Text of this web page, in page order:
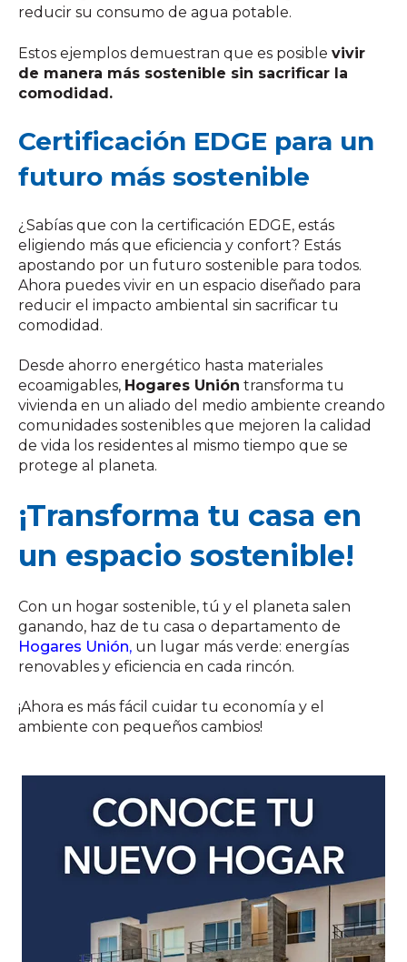
reducir su consumo de agua potable.
Estos ejemplos demuestran que es posible vivir
de manera más sostenible sin sacrificar la
comodidad.
Certificación EDGE para un
futuro más sostenible
¿Sabías que con la certificación EDGE, estás
eligiendo más que eficiencia y confort? Estás
apostando por un futuro sostenible para todos.
Ahora puedes vivir en un espacio diseñado para
reducir el impacto ambiental sin sacrificar tu
comodidad.
Desde ahorro energético hasta materiales
ecoamigables, Hogares Unión transforma tu
vivienda en un aliado del medio ambiente creando
comunidades sostenibles que mejoren la calidad
de vida os residentes al mismo tiempo que se
protege al planeta.
¡Transforma tu casa en
un espacio sostenible!
Con un hogar sostenible, tú y el planeta salen
ganando, haz de tu casa o departamento de
Hogares Unión, un lugar más verde: energías
renovables y eficiencia en cada rincón.
¡Ahora es más fácil cuidar tu economía y el
ambiente con pequeños cambios!